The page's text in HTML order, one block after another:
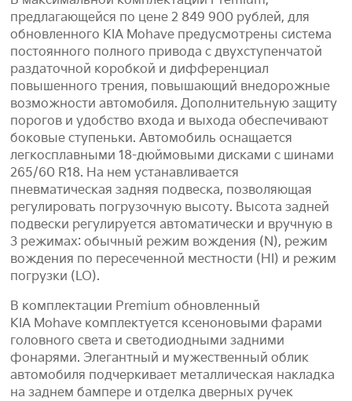
предлагающейся по цене 2 849 900 рублей, для
обновленного KIA Mohave предусмотрены система
постоянного полного привода с двухступенчатой
раздаточной коробкой и дифференциал
повышенного трения, повышающий внедорожные
возможности автомобиля. Дополнительную защиту
порогов и удобство входа и выхода обеспечивают
боковые ступеньки. Автомобиль оснащается
легкосплавными 18-дюймовыми дисками с шинами
265/60 R18. На нем устанавливается
пневматическая задняя подвеска, позволяющая
регулировать погрузочную высоту. Высота задней
подвески регулируется автоматически и вручную в
3 режимах: обычный режим вождения (N), режим
вождения по пересеченной местности (HI) и режим
погрузки (LO).
В комплектации Premium обновленный
KIA Mohave комплектуется ксеноновыми фарами
головного света и светодиодными задними
фонарями. Элегантный и мужественный облик
автомобиля подчеркивает металлическая накладка
на заднем бампере и отделка дверных ручек